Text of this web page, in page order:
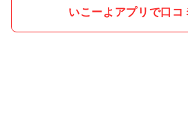
oogle評価の一番悪いカブルです。洞
いこーよアプリで口コ